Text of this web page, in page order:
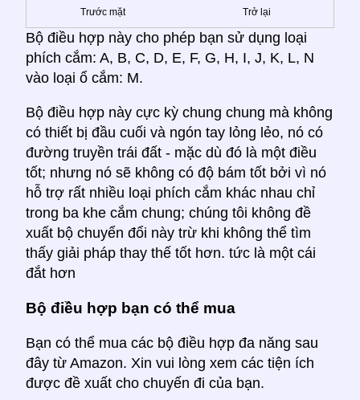
Trước mặt Trở lại
Bộ điều hợp này cho phép bạn sử dụng loại
phích cắm: A, B, C, D, E, F, G, H, I, J, K, L, N
vào loại ổ cắm: M.
Bộ điều hợp này cực kỳ chung chung mà không
có thiết bị đầu cuối và ngón tay lỏng lẻo, nó có
đường truyền trái đất - mặc dù đó là một điều
tốt; nhưng nó sẽ không có độ bám tốt bởi vì nó
hỗ trợ rất nhiều loại phích cắm khác nhau chỉ
trong ba khe cắm chung; chúng tôi không đề
xuất bộ chuyển đổi này trừ khi không thể tìm
thấy giải pháp thay thế tốt hơn. tức là một cái
đắt hơn
Bộ điều hợp bạn có thể mua
Bạn có thể mua các bộ điều hợp đa năng sau
đây từ Amazon. Xin vui lòng xem các tiện ích
được đề xuất cho chuyến đi của bạn.